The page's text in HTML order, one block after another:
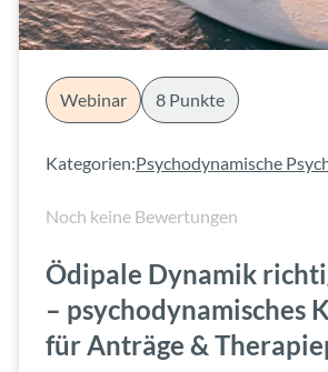
Webinar 8 Punkte
Kategorien:Psychodynamische
Noch keine Bewertungen
Ödipale Dynamik
– psychodynamisches
für Anträge &